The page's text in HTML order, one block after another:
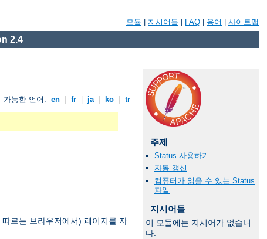
모듈 지시어들 FAQ 용어 사이트맵
2.4
가능한 언어: en fr ja ko tr
르는 브라우저에서) 페이지를 자
주제
Status 사용하기
자동 갱신
컴퓨터가 읽을 수 있는 Status
파일
지시어들
이 모듈에는 지시어가 없습니
다.